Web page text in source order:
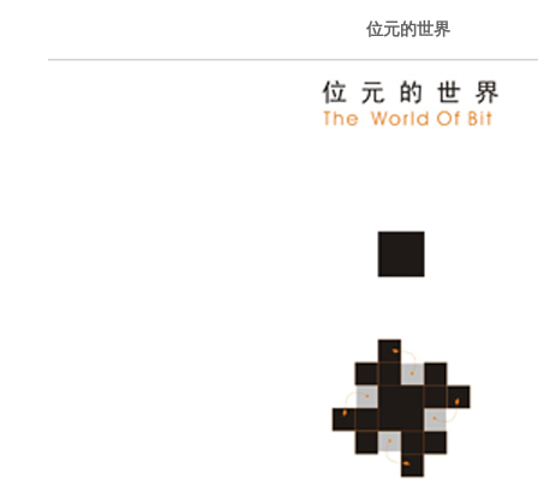
位元的世界